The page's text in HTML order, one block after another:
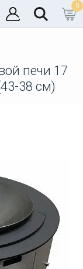
0
печи 17
38 см)